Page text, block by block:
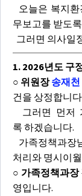
오늘은 복지
무보고를 받도
그러면 의사일
1. 2026년도 구
○ 위원장송재천
건을 상정합니
그러면 먼저
록 하겠습니다.
가족정책과장
처리와 명시이
○ 가족정책과장
영입니다.